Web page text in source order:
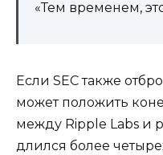
«Тем временем,
Если SEC также
может положить
между Ripple Labs и
длился более